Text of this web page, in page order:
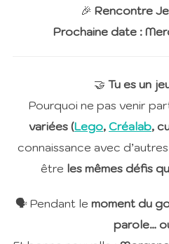
🎉 Rencontre
Prochaine date :
🤝 Tu es un
Pourquoi ne pas venir
variées (Lego, Créalab,
connaissance avec
être les mêmes défis
🗣️ Pendant le moment du
parole…